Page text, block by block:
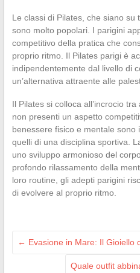
Le classi di Pilates, che siano su
sono molto popolari. I parigini
competitivo della pratica che
proprio ritmo. Il Pilates parigi è
indipendentemente dal livello di
un’alternativa attraente alle
Il Pilates si colloca all’incrocio
non presenti un aspetto
benessere fisico e mentale sono
quelli di una disciplina sportiva.
uno sviluppo armonioso del
profondo rilassamento della
loro routine, gli adepti parigini
di evolvere al proprio ritmo.
← Evasione in Mare: Il Gioiello
Quale outfit